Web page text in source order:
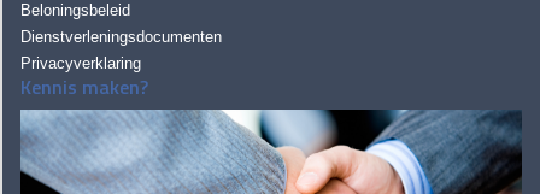
Beloningsbeleid
Dienstverleningsdocumenten
Privacyverklaring
Kennis maken?